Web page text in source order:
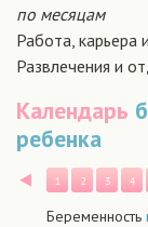
по месяцам
Работа, карьера
Развлечения и
Календарь
ребенка
Назад
1 2 3 4
Беременность